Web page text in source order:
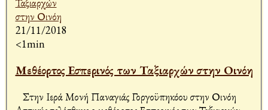
21/11/2018
<1min
Μεθέορτος Εσπερινός των Ταξιαρχών στην Οινόη
Στην Ιερά Μονή Παναγιάς Γοργοϋπηκόου στην Οινόη